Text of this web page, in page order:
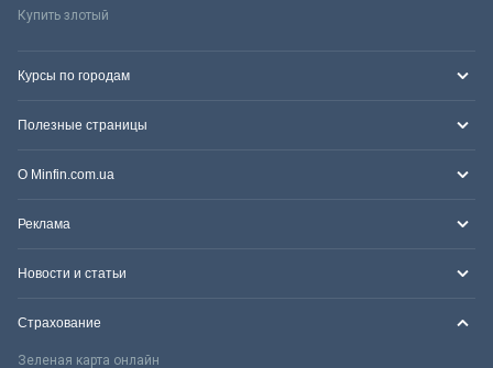
Купить злотый
Курсы по городам
Полезные страницы
О Minfin.com.ua
Реклама
Новости и статьи
Страхование
Зеленая карта онлайн